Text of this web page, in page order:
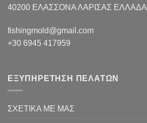
40200 ΕΛΑΣΣΟΝΑ ΛΑΡΙΣΑΣ EΛΛΑΔΑ
fishingmold@gmail.com
+30 6945 417959
ΕΞΥΠΗΡΕΤΗΣΗ ΠΕΛΑΤΩΝ
ΣΧΕΤΙΚΑ ΜΕ ΜΑΣ